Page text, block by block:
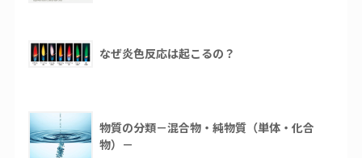
なぜ炎色反応は起こるの？
物質の分類－混合物・純物質（単体・化合
物）－